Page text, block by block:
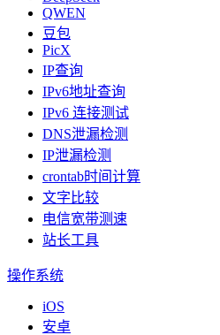
QWEN
豆包
PicX
IP查询
IPv6地址查询
IPv6 连接测试
DNS泄漏检测
IP泄漏检测
crontab时间计算
文字比较
电信宽带测速
站长工具
操作系统
iOS
安卓